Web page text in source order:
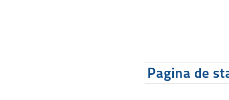
Pagina de